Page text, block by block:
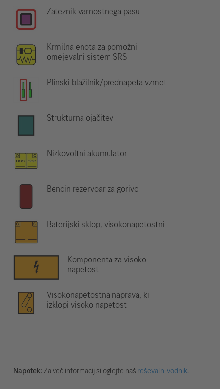
Zateznik varnostnega pasu
Krmilna enota za pomožni
omejevalni sistem SRS
Plinski blažilnik/prednapeta vzmet
Strukturna ojačitev
Nizkovoltni akumulator
Bencin rezervoar za gorivo
Baterijski sklop, visokonapetostni
Komponenta za visoko
napetost
Visokonapetostna naprava, ki
izklopi visoko napetost
Napotek:Za več informacij si oglejte naš reševalni vodnik.